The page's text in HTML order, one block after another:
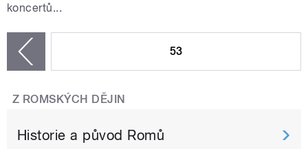
koncertů...
53
Z ROMSKÝCH DĚJIN
Historie a původ Romů